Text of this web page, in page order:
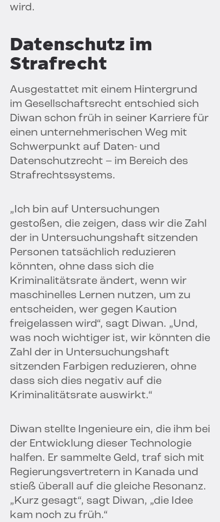
wird.
Datenschutz im
Strafrecht
Ausgestattet mit einem Hintergrund
im Gesellschaftsrecht entschied sich
Diwan schon früh in seiner Karriere für
einen unternehmerischen Weg mit
Schwerpunkt auf Daten- und
Datenschutzrecht – im Bereich des
Strafrechtssystems.
„Ich bin auf Untersuchungen
gestoßen, die zeigen, dass wir die Zahl
der in Untersuchungshaft sitzenden
Personen tatsächlich reduzieren
könnten, ohne dass sich die
Kriminalitätsrate ändert, wenn wir
maschinelles Lernen nutzen, um zu
entscheiden, wer gegen Kaution
freigelassen wird“, sagt Diwan. „Und,
was noch wichtiger ist, wir könnten die
Zahl der in Untersuchungshaft
sitzenden Farbigen reduzieren, ohne
dass sich dies negativ auf die
Kriminalitätsrate auswirkt.“
Diwan stellte Ingenieure ein, die ihm bei
der Entwicklung dieser Technologie
halfen. Er sammelte Geld, traf sich mit
Regierungsvertretern in Kanada und
stieß überall auf die gleiche Resonanz.
„Kurz gesagt“, sagt Diwan, „die Idee
kam noch zu früh.“